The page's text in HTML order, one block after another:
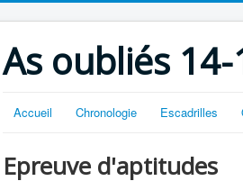
As oubliés
Accueil Chronologie Escadrilles
Epreuve d'aptitudes